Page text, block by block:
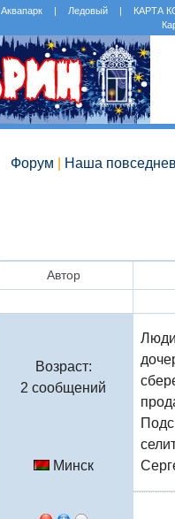
Аквапарк | Ледовый |
КАРТА
Форум Наша
Автор
Возраст:
2 сообщений
Минск